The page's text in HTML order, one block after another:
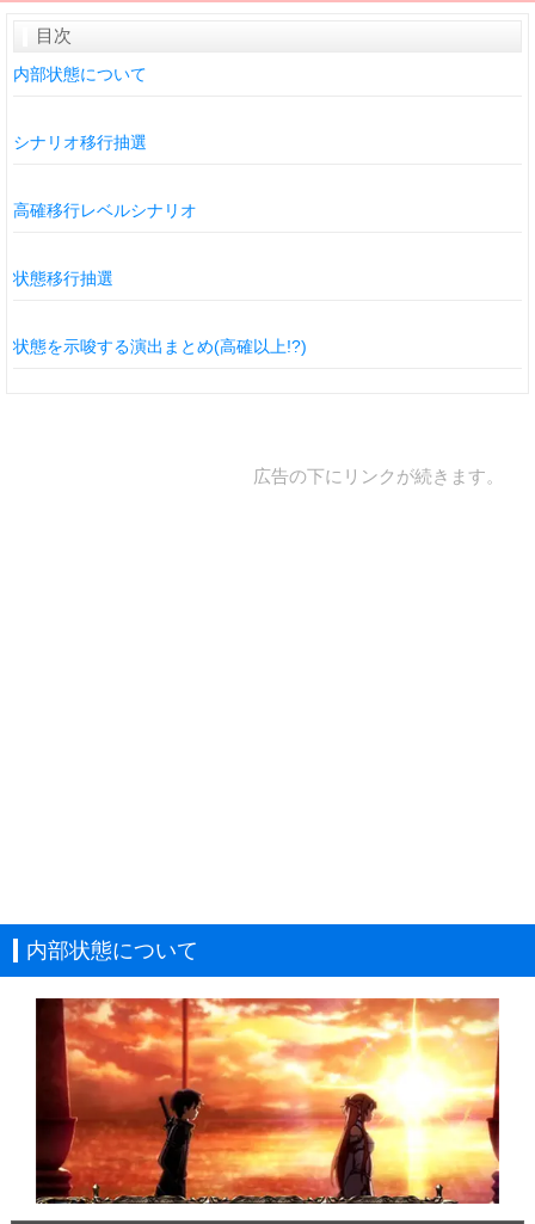
目次
内部状態について
シナリオ移行抽選
高確移行レベルシナリオ
状態移行抽選
状態を示唆する演出まとめ(高確以上!?)
広告の下にリンクが続きます。
内部状態について